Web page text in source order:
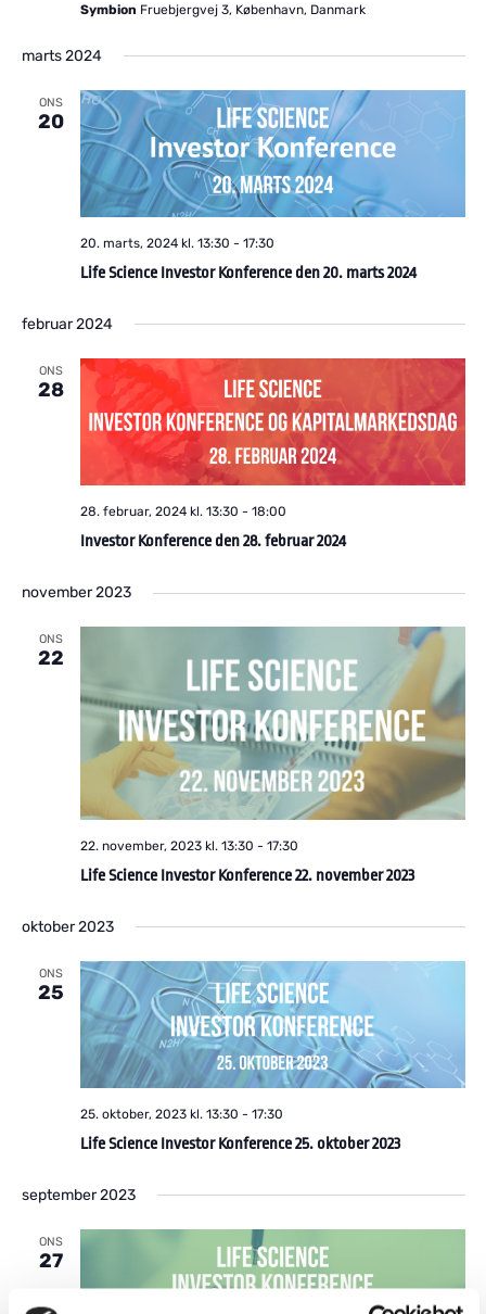
Symbion Fruebjergvej 3, København, Danmark
marts 2024
ONS
20
20. marts, 2024 kl. 13:30 - 17:30
Life Science Investor Konference den 20. marts 2024
februar 2024
ONS
28
28. februar, 2024 kl. 13:30 - 18:00
Investor Konference den 28. februar 2024
november 2023
ONS
22
22. november, 2023 kl. 13:30 - 17:30
Life Science Investor Konference 22. november 2023
oktober 2023
ONS
25
25. oktober, 2023 kl. 13:30 - 17:30
Life Science Investor Konference 25. oktober 2023
september 2023
ONS
27